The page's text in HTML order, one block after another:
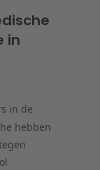
in
in de
hebben